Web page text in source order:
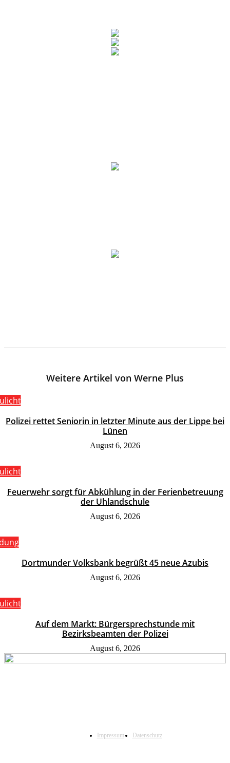
Weitere Artikel von Werne Plus
Polizei rettet Seniorin in letzter Minute aus der Lippe bei
Lünen
August 6, 2026
Feuerwehr sorgt für Abkühlung in der Ferienbetreuung
der Uhlandschule
August 6, 2026
Dortmunder Volksbank begrüßt 45 neue Azubis
August 6, 2026
Auf dem Markt: Bürgersprechstunde mit
Bezirksbeamten der Polizei
August 6, 2026
Impressum Datenschutz